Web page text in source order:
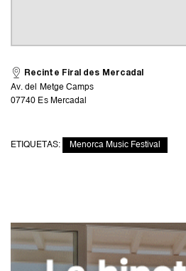
Recinte Firal des Mercadal
Av. del Metge Camps
07740 Es Mercadal
ETIQUETAS: Menorca Music Festival